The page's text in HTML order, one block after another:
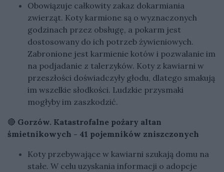
Obowiązuje całkowity zakaz dokarmiania
zwierząt. Koty karmione są o wyznaczonych
godzinach przez obsługę, a pokarm jest
dostosowany do ich potrzeb żywieniowych.
Zabronione jest karmienie kotów i pozwalanie im
na podjadanie z talerzyków. Koty z kawiarni w
przeszłości doświadczyły głodu, dlatego smakują
im wszelkie słodkości. Ludzkie przysmaki
mogłyby im zaszkodzić.
🔴 Gorzów. Katastrofalne pożary altan
śmietnikowych - 41 pojemników zniszczonych
Koty przebywające w kawiarni szukają domu na
stałe. W celu uzyskania informacji o adopcje